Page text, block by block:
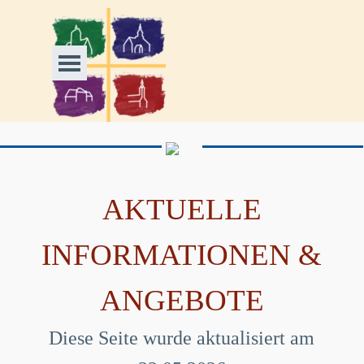
Direkt zum Seiteninhalt
Menü überspringen
AKTUELLE
INFORMATIONEN &
ANGEBOTE
Diese Seite wurde aktualisiert am